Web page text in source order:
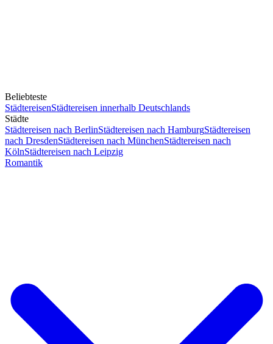
Beliebteste
StädtereisenStädtereisen innerhalb Deutschlands
Städte
Städtereisen nach BerlinStädtereisen nach HamburgStädtereisen
nach DresdenStädtereisen nach MünchenStädtereisen nach
KölnStädtereisen nach Leipzig
Romantik